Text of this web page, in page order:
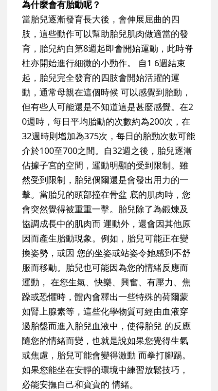
為什麼會有胎動呢？
當胎兒逐漸發育長大後，會伸展屈曲的四
肢，這些動作可以幫助胎兒肌肉做適當的發
育，胎兒約自第8週起即會開始運動，此時脊
柱亦開始進行細微的小動作。 自1 6週結束
起，胎兒完全發育的四肢會開始活躍的運
動，通常母親在這個時候 可以感覺到胎動，
但有些人可能還是不知道這是甚麼感覺。在2
0週時，每日平均胎動的次數約為200次，在
32週時則增加為375次，每日的胎動次數可能
介於100至700之間。自32週之後，胎兒逐漸
佔據子宮的空間，運動明顯的受到限制。雖
然受到限制，胎兒偶爾還是會發出用力的一
擊。當胎兒的頭部撞在骨盆 底的肌肉時，您
會突然覺得被重重一擊。胎兒除了為鍛煉及
協調成長中的肌肉而 運動外，還會因其他原
因而產生胎動現象。例如，胎兒可能正在變
換姿勢，或因 您的坐姿或站姿令她感到不舒
服而移動。胎兒也可能因為您的情緒反應而
運動， 在您生氣、快樂、興奮、有壓力、焦
躁或恐懼時，體內會釋出一些特殊的荷爾蒙
如腎上腺素等，這些化學物質可經由血液穿
過胎盤而進入胎兒血液中，使得胎兒 的反應
隨您的情緒而變，也就是說如果您覺得生氣
或焦慮，胎兒可能會變得激動 而拳打腳踢。
如果您能坐在安靜的環境中練習放鬆技巧，
必能安撫自己和寶寶的 情緒。